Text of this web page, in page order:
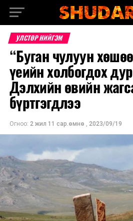
УЛСТӨР НИЙГЭМ
“Буган чулуун
үеийн холбогдох
Дэлхийн өвийн
бүртгэгдлээ
Огноо: 2 жил 11 сар.өмнө , 2023/09/19